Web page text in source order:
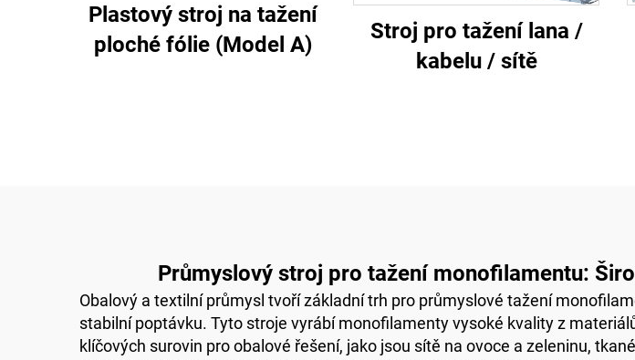
Plastový stroj na tažení
ploché fólie (Model A)
Stroj pro tažení lana /
kabelu / sítě
Průmyslový stroj pro tažení monofilamentu:
Obalový a textilní průmysl tvoří základní trh pro průmyslové tažení
stabilní poptávku. Tyto stroje vyrábí monofilamenty vysoké kvality z
klíčových surovin pro obalové řešení, jako jsou sítě na ovoce a zeleninu,